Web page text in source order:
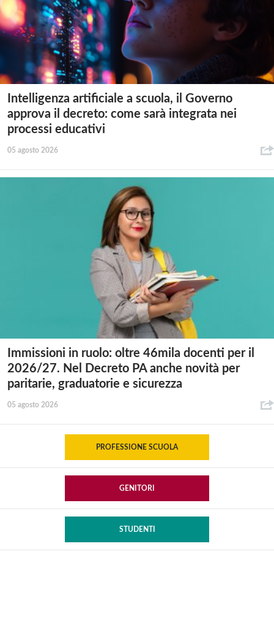
Intelligenza artificiale a scuola, il Governo
approva il decreto: come sarà integrata nei
processi educativi
05 agosto 2026
Immissioni in ruolo: oltre 46mila docenti per il
2026/27. Nel Decreto PA anche novità per
paritarie, graduatorie e sicurezza
05 agosto 2026
PROFESSIONE SCUOLA
GENITORI
STUDENTI